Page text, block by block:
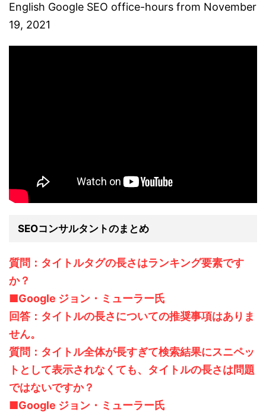
English Google SEO office-hours from November
19, 2021
SEOコンサルタントのまとめ
質問：タイトルタグの長さはランキング要素です
か？
■Google ジョン・ミューラー氏
回答：タイトルの長さについての推奨事項はありま
せん。
質問：タイトル全体が長すぎて検索結果にスニペッ
トとして表示されなくても、タイトルの長さは問題
ではないですか？
■Google ジョン・ミューラー氏